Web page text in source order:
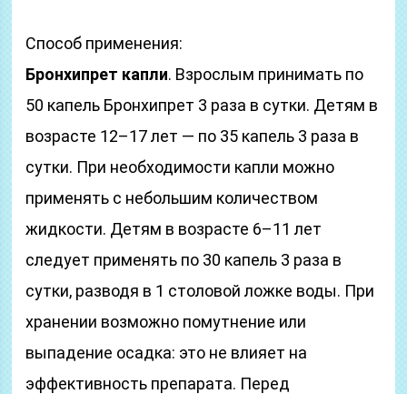
Способ применения:
Бронхипрет капли. Взрослым принимать по
50 капель Бронхипрет 3 раза в сутки. Детям в
возрасте 12–17 лет — по 35 капель 3 раза в
сутки. При необходимости капли можно
применять с небольшим количеством
жидкости. Детям в возрасте 6–11 лет
следует применять по 30 капель 3 раза в
сутки, разводя в 1 столовой ложке воды. При
хранении возможно помутнение или
выпадение осадка: это не влияет на
эффективность препарата. Перед